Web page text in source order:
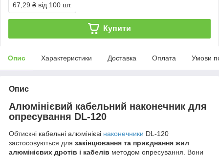
67,29 ₴ від 100 шт.
Купити
Опис Характеристики Доставка Оплата Умови
Опис
Алюмінієвий кабельний наконечник для
опресування DL-120
Обтискні кабельні алюмінієві наконечники DL-120
застосовуються для закінцювання та приєднання жил
алюмінієвих дротів і кабелів методом опресування. Вони